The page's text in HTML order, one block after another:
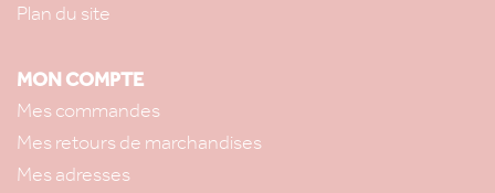
Plan du site
MON COMPTE
Mes commandes
Mes retours de marchandises
Mes adresses